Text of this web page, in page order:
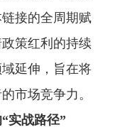
接的全周期赋
策红利的持续
延伸，旨在将
市场竞争力。
实战路径”